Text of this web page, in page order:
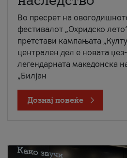
Во пресрет на
фестивалот „Охридско
претстави кампањата
централен дел е новата
легендарната македонска
„Билјан
Дознај повеќе